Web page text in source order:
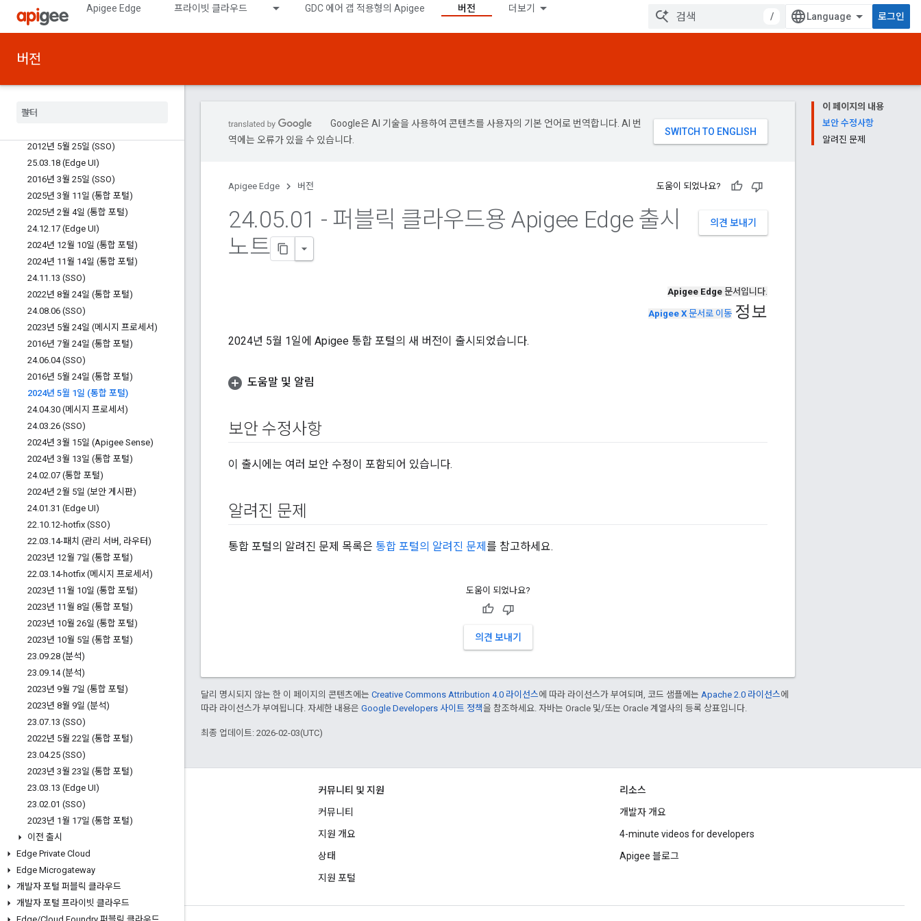
Apigee Edge 프라이빗 클라우드 GDC 에어 갭 적용형의 Apigee 버전 더보기
/ 로그인
버전
2017년 11월 25일 (API 허브 커넥터 통
합)
25.08.25 (통합 포털)
2025년 7월 10일 (API 허브 커넥터 통합)
2012년 5월 25일 (SSO)
25.03.18 (Edge UI)
2016년 3월 25일 (SSO)
2025년 3월 11일 (통합 포털)
2025년 2월 4일 (통합 포털)
24.12.17 (Edge UI)
2024년 12월 10일 (통합 포털)
2024년 11월 14일 (통합 포털)
24.11 .13 (SSO)
2022년 8월 24일 (통합 포털)
24.08.06 (SSO)
2023년 5월 24일 (메시지 프로세서)
2016년 7월 24일 (통합 포털)
24.06.04 (SSO)
2016년 5월 24일 (통합 포털)
2024년 5월 1일 (통합 포털)
24.04.30 (메시지 프로세서)
24.03.26 (SSO)
2024년 3월 15일 (Apigee Sense)
2024년 3월 13일 (통합 포털)
24.02.07 (통합 포털)
2024년 2월 5일 (보안 게시판)
24.01 .31 (Edge UI)
22.10.12-hotfix (SSO)
22.03.14-패치 (관리 서버 , 라우터)
2023년 12월 7일 (통합 포털)
22.03.14-hotfix (메시지 프로세서)
2023년 11월 10일 (통합 포털)
2023년 11월 8일 (통합 포털)
2023년 10월 26일 (통합 포털)
2023년 10월 5일 (통합 포털)
23.09.28 (분석)
23.09.14 (분석)
2023년 9월 7일 (통합 포털)
2023년 8월 9일 (분석)
23.07.13 (SSO)
2022년 5월 22일 (통합 포털)
23.04.25 (SSO)
2023년 3월 23일 (통합 포털)
23.03.13 (Edge UI)
23.02.01 (SSO)
2023년 1월 17일 (통합 포털)
이전 출시
Edge Private Cloud
Edge Microgateway
개발자 포털 퍼블릭 클라우드
개발자 포털 프라이빗 클라우드
이 페이지의 내용
보안 수정사항
알려진 문제
Google은 AI 기술을 사용하여 콘텐츠를 사용자의 기본 언어로 번역합니다. AI 번
역에는 오류가 있을 수 있습니다.
Apigee Edge 버전 도움이 되었나요?
의견 보내기
24.05.01 - 퍼블릭 클라우드용 Apigee Edge 출시
노트
Apigee Edge 문서입니다.
Apigee X 문서로 이동 정보
2024년 5월 1일에 Apigee 통합 포털의 새 버전이 출시되었습니다.
도움말 및 알림
보안 수정사항
이 출시에는 여러 보안 수정이 포함되어 있습니다.
알려진 문제
통합 포털의 알려진 문제 목록은 통합 포털의 알려진 문제 를 참고하세요.
도움이 되었나요?
의견 보내기
달리 명시되지 않는 한 이 페이지의 콘텐츠에는 Creative Commons Attribution 4.0 라이선스에 따라 라이선스가 부여되며, 코드 샘플에는 Apache 2.0 라이선스에
따라 라이선스가 부여됩니다. 자세한 내용은 Google Developers 사이트 정책을 참조하세요. 자바는 Oracle 및/또는 Oracle 계열사의 등록 상표입니다.
최종 업데이트: 2026-02-03(UTC)
Apigee 정보
We're part of Google
이벤트
파트너
eBook 및 웹캐스트
커뮤니티 및 지원
커뮤니티
지원 개요
상태
지원 포털
리소스
개발자 개요
4-minute videos for developers
Apigee 블로그